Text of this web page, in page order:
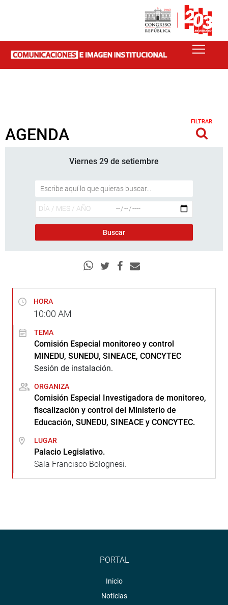
AGENDA
FILTRAR
Viernes 29 de setiembre
HORA
10:00 AM
TEMA
Comisión Especial monitoreo y control
MINEDU, SUNEDU, SINEACE, CONCYTEC
Sesión de instalación.
ORGANIZA
Comisión Especial Investigadora de monitoreo,
fiscalización y control del Ministerio de
Educación, SUNEDU, SINEACE y CONCYTEC.
LUGAR
Palacio Legislativo.
Sala Francisco Bolognesi.
PORTAL
Inicio
Noticias